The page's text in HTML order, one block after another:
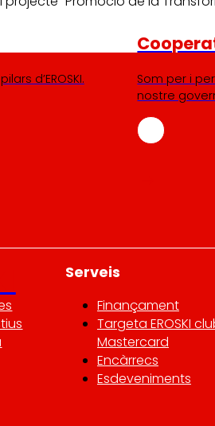
d’EROSKI.
Som per i
nostre
Serveis
Finançament
Targeta EROSKI
Mastercard
Encàrrecs
Esdeveniments